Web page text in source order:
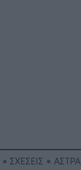
ΣΧΕΣΕΙΣ ΑΣΤΡΑ